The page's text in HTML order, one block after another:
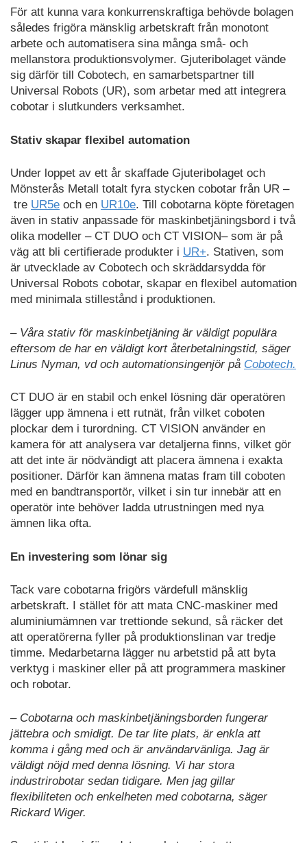
För att kunna vara konkurrenskraftiga behövde bolagen
således frigöra mänsklig arbetskraft från monotont
arbete och automatisera sina många små- och
mellanstora produktionsvolymer. Gjuteribolaget vände
sig därför till Cobotech, en samarbetspartner till
Universal Robots (UR), som arbetar med att integrera
cobotar i slutkunders verksamhet.
Stativ skapar flexibel automation
Under loppet av ett år skaffade Gjuteribolaget och
Mönsterås Metall totalt fyra stycken cobotar från UR –
tre UR5e och en UR10e. Till cobotarna köpte företagen
även in stativ anpassade för maskinbetjäningsbord i två
olika modeller – CT DUO och CT VISION– som är på
väg att bli certifierade produkter i UR+. Stativen, som
är utvecklade av Cobotech och skräddarsydda för
Universal Robots cobotar, skapar en flexibel automation
med minimala stillestånd i produktionen.
– Våra stativ för maskinbetjäning är väldigt populära
eftersom de har en väldigt kort återbetalningstid, säger
Linus Nyman, vd och automationsingenjör på Cobotech.
CT DUO är en stabil och enkel lösning där operatören
lägger upp ämnena i ett rutnät, från vilket coboten
plockar dem i turordning. CT VISION använder en
kamera för att analysera var detaljerna finns, vilket gör
att det inte är nödvändigt att placera ämnena i exakta
positioner. Därför kan ämnena matas fram till coboten
med en bandtransportör, vilket i sin tur innebär att en
operatör inte behöver ladda utrustningen med nya
ämnen lika ofta.
En investering som lönar sig
Tack vare cobotarna frigörs värdefull mänsklig
arbetskraft. I stället för att mata CNC-maskiner med
aluminiumämnen var trettionde sekund, så räcker det
att operatörerna fyller på produktionslinan var tredje
timme. Medarbetarna lägger nu arbetstid på att byta
verktyg i maskiner eller på att programmera maskiner
och robotar.
– Cobotarna och maskinbetjäningsborden fungerar
jättebra och smidigt. De tar lite plats, är enkla att
komma i gång med och är användarvänliga. Jag är
väldigt nöjd med denna lösning. Vi har stora
industrirobotar sedan tidigare. Men jag gillar
flexibiliteten och enkelheten med cobotarna, säger
Rickard Wiger.